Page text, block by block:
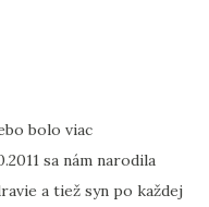
a všade. Robia to
1. Platformy sú
zvukom a
má často mierne
Pro verzie. ✅ 2.
bolo viac
sa nám narodila
a tiež syn po každej